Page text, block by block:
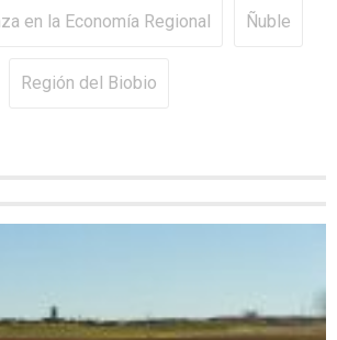
en la Economía Regional Ñuble
Región del Biobio